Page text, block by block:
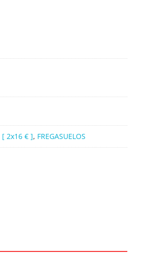
[ 2x16 € ], FREGASUELOS